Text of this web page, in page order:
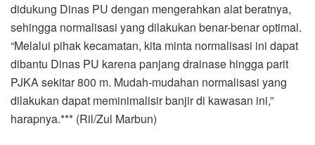
didukung Dinas PU dengan mengerahkan alat beratnya,
sehingga normalisasi yang dilakukan benar-benar optimal.
“Melalui pihak kecamatan, kita minta normalisasi ini dapat
dibantu Dinas PU karena panjang drainase hingga parit
PJKA sekitar 800 m. Mudah-mudahan normalisasi yang
dilakukan dapat meminimalisir banjir di kawasan ini,”
harapnya.*** (Ril/Zul Marbun)